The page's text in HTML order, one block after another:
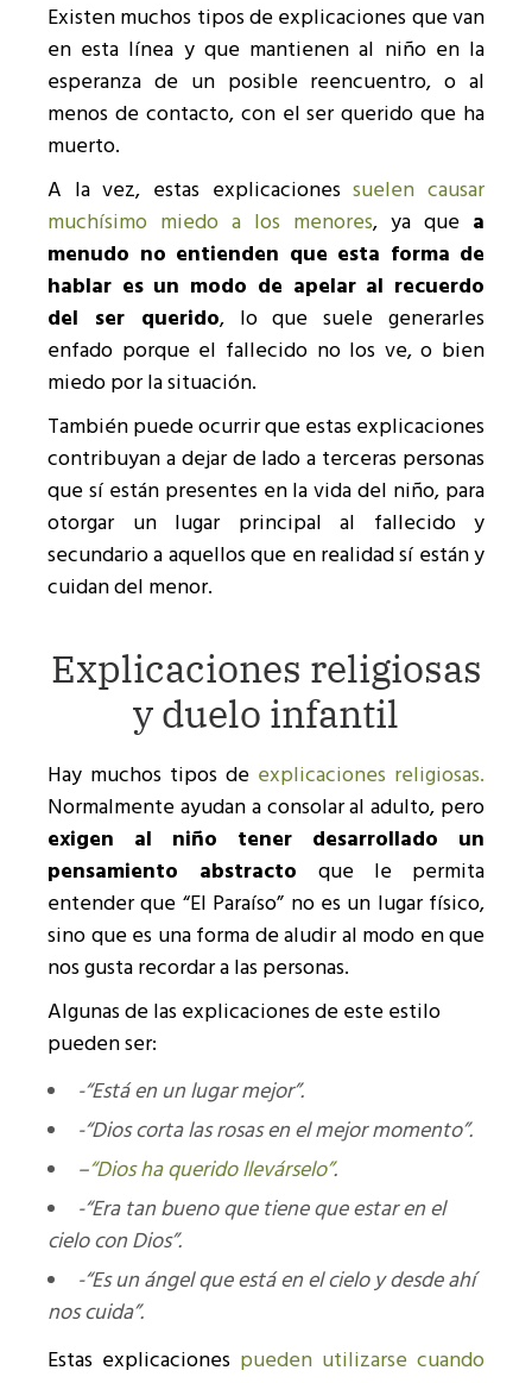
Existen muchos tipos de explicaciones que van
en esta línea y que mantienen al niño en la
esperanza de un posible reencuentro, o al
menos de contacto, con el ser querido que ha
muerto.
A la vez, estas explicacionessuelen causar
muchísimo miedo a los menores, ya que a
menudo no entienden que esta forma de
hablar es un modo de apelar al recuerdo
del ser querido, lo que suele generarles
enfado porque el fallecido no los ve, o bien
miedo por la situación.
También puede ocurrir que estas explicaciones
contribuyan a dejar de lado a terceras personas
que sí están presentes en la vida del niño, para
otorgar un lugar principal al fallecido y
secundario a aquellos que en realidad sí están y
cuidan del menor.
Explicaciones religiosas
y duelo infantil
Hay muchos tipos de explicaciones religiosas.
Normalmente ayudan a consolar al adulto, pero
exigen al niño tener desarrollado un
pensamiento abstracto que le permita
entender que “El Paraíso” no es un lugar físico,
sino que es una forma de aludir al modo en que
nos gusta recordar a las personas.
Algunas de las explicaciones de este estilo
pueden ser:
-“Está en un lugar mejor”.
-“Dios corta las rosas en el mejor momento”.
–“Dios ha querido llevárselo”.
-“Era tan bueno que tiene que estar en el
cielo con Dios”.
-“Es un ángel que está en el cielo y desde ahí
nos cuida”.
Estas explicaciones pueden utilizarse cuando